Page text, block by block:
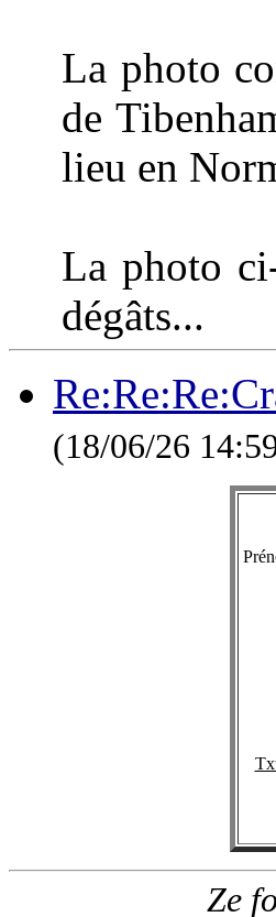
La photo
de
lieu en
La photo
dégâts...
(18/06/26
Ze